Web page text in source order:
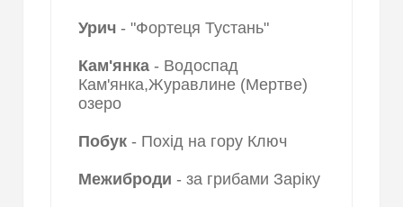
Урич - "Фортеця Тустань"
Кам'янка - Водоспад
Кам'янка,Журавлине (Мертве)
озеро
Побук - Похід на гору Ключ
Межиброди - за грибами Заріку